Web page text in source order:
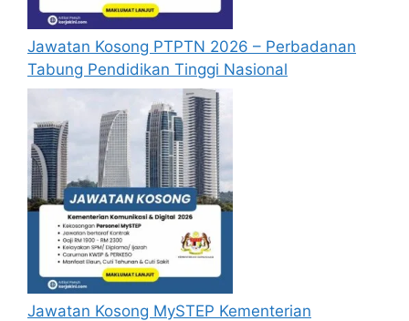
Jawatan Kosong PTPTN 2026 – Perbadanan
Tabung Pendidikan Tinggi Nasional
Jawatan Kosong MySTEP Kementerian